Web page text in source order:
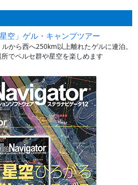
空」ゲル・キャンプツアー
から西へ250km以上離れたゲルに連泊。
でペルセ群や星空を楽しめます